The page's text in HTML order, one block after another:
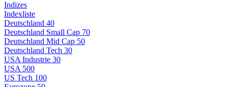
Indizes
Indexliste
Deutschland 40
Deutschland Small Cap 70
Deutschland Mid Cap 50
Deutschland Tech 30
USA Industrie 30
USA 500
US Tech 100